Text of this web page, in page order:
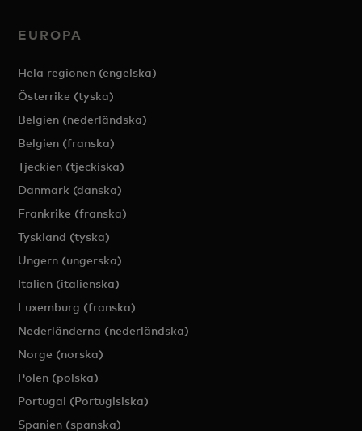
EUROPA
Hela regionen (engelska)
Österrike (tyska)
Belgien (nederländska)
Belgien (franska)
Tjeckien (tjeckiska)
Danmark (danska)
Frankrike (franska)
Tyskland (tyska)
Ungern (ungerska)
Italien (italienska)
Luxemburg (franska)
Nederländerna (nederländska)
Norge (norska)
Polen (polska)
Portugal (Portugisiska)
Spanien (spanska)